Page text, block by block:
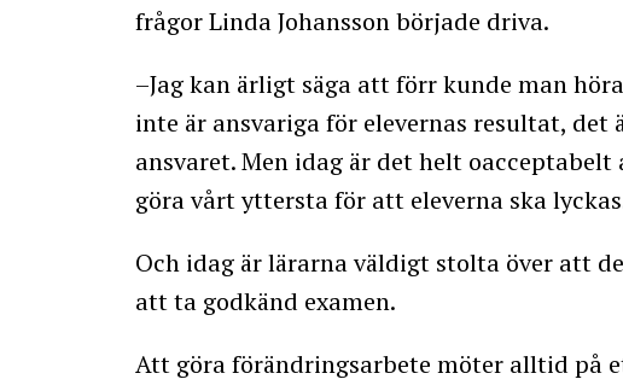
frågor Linda Johansson började driva.
–Jag kan ärligt säga att förr kunde man
inte är ansvariga för elevernas resultat, det
ansvaret. Men idag är det helt oacceptabelt
göra vårt yttersta för att eleverna ska
Och idag är lärarna väldigt stolta över att
att ta godkänd examen.
Att göra förändringsarbete möter alltid på